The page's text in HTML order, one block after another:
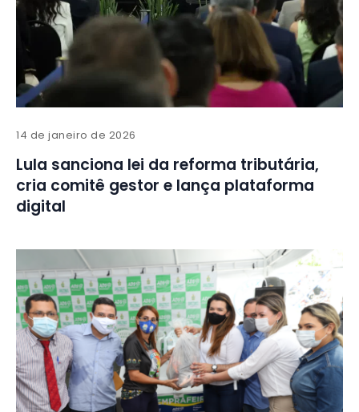
14 de janeiro de 2026
Lula sanciona lei da reforma tributária,
cria comitê gestor e lança plataforma
digital